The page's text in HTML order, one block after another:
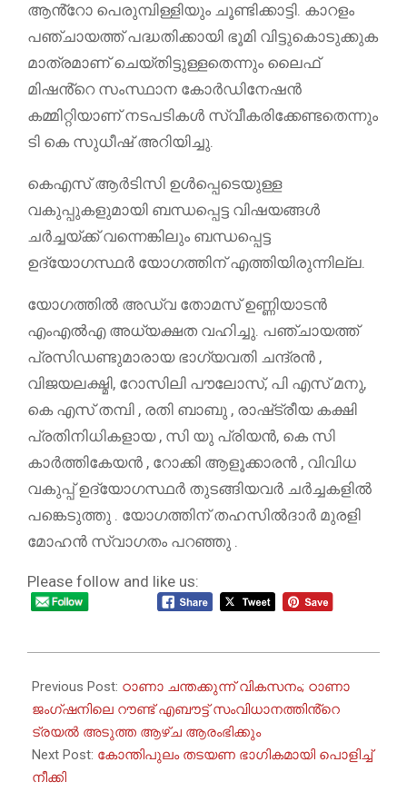
ആൻ്റോ പെരുമ്പിള്ളിയും ചൂണ്ടിക്കാട്ടി. കാറളം
പഞ്ചായത്ത് പദ്ധതിക്കായി ഭൂമി വിട്ടുകൊടുക്കുക
മാത്രമാണ് ചെയ്തിട്ടുള്ളതെന്നും ലൈഫ്
മിഷൻ്റെ സംസ്ഥാന കോർഡിനേഷൻ
കമ്മിറ്റിയാണ് നടപടികൾ സ്വീകരിക്കേണ്ടതെന്നും
ടി കെ സുധീഷ് അറിയിച്ചു.
കെഎസ് ആർടിസി ഉൾപ്പെടെയുള്ള
വകുപ്പുകളുമായി ബന്ധപ്പെട്ട വിഷയങ്ങൾ
ചർച്ചയ്ക്ക് വന്നെങ്കിലും ബന്ധപ്പെട്ട
ഉദ്യോഗസ്ഥർ യോഗത്തിന് എത്തിയിരുന്നില്ല.
യോഗത്തിൽ അഡ്വ തോമസ് ഉണ്ണിയാടൻ
എംഎൽഎ അധ്യക്ഷത വഹിച്ചു. പഞ്ചായത്ത്
പ്രസിഡണ്ടുമാരായ ഭാഗ്യവതി ചന്ദ്രൻ ,
വിജയലക്ഷ്മി, റോസിലി പൗലോസ്, പി എസ് മനു,
കെ എസ് തമ്പി , രതി ബാബു , രാഷ്‌ട്രീയ കക്ഷി
പ്രതിനിധികളായ , സി യു പ്രിയൻ, കെ സി
കാർത്തികേയൻ , റോക്കി ആളൂക്കാരൻ , വിവിധ
വകുപ്പ് ഉദ്യോഗസ്ഥർ തുടങ്ങിയവർ ചർച്ചകളിൽ
പങ്കെടുത്തു . യോഗത്തിന് തഹസിൽദാർ മുരളി
മോഹൻ സ്വാഗതം പറഞ്ഞു .
Please follow and like us:
06-
08
Previous Post: ഠാണാ ചന്തക്കുന്ന് വികസനം; ഠാണാ
ജംഗ്ഷനിലെ റൗണ്ട് എബൗട്ട് സംവിധാനത്തിൻ്റെ
ട്രയൽ അടുത്ത ആഴ്ച ആരംഭിക്കും
Next Post: കോന്തിപുലം തടയണ ഭാഗികമായി പൊളിച്ച്
നീക്കി